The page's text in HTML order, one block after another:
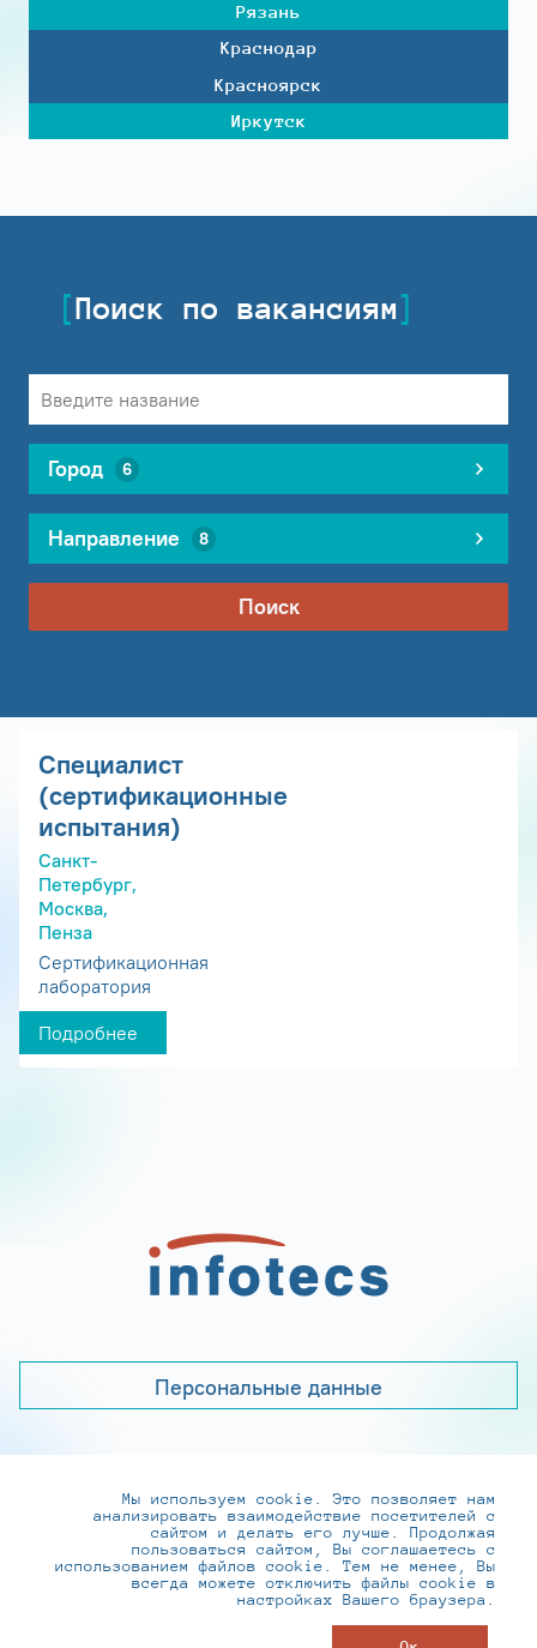
Рязань
Краснодар
Красноярск
Иркутск
Поиск по вакансиям
Город 6
Направление 8
Поиск
Специалист
(сертификационные
испытания)
Санкт-
Петербург,
Москва,
Пенза
Сертификационная
лаборатория
Подробнее
Персональные данные
+7 (495) 737-6192, 8-800-250-0-260
practice@infotecs.ru,hr@infotecs.ru
127273, г. Москва, Отрадная ул., 2Б строение 1
Мы используем cookie. Это позволяет нам
анализировать взаимодействие посетителей с
сайтом и делать его лучше. Продолжая
пользоваться сайтом, Вы соглашаетесь с
использованием файлов cookie. Тем не менее, Вы
всегда можете отключить файлы cookie в
настройках Вашего браузера.